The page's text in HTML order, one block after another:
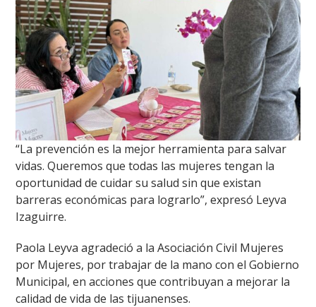
“La prevención es la mejor herramienta para salvar
vidas. Queremos que todas las mujeres tengan la
oportunidad de cuidar su salud sin que existan
barreras económicas para lograrlo”, expresó Leyva
Izaguirre.
Paola Leyva agradeció a la Asociación Civil Mujeres
por Mujeres, por trabajar de la mano con el Gobierno
Municipal, en acciones que contribuyan a mejorar la
calidad de vida de las tijuanenses.